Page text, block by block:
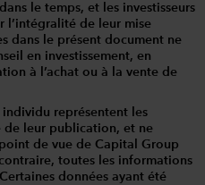
le temps, et les investisseurs
l’intégralité de leur mise
dans le présent document ne
en investissement, en
à l’achat ou à la vente de
individu représentent les
de leur publication, et ne
de vue de Capital Group
toutes les informations
données ayant été